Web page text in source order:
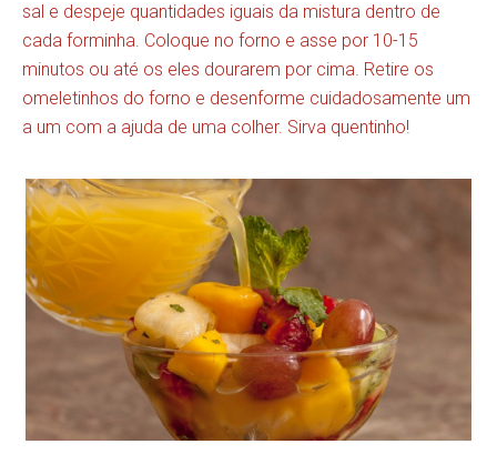
sal e despeje quantidades iguais da mistura dentro de
cada forminha. Coloque no forno e asse por 10-15
minutos ou até os eles dourarem por cima. Retire os
omeletinhos do forno e desenforme cuidadosamente um
a um com a ajuda de uma colher. Sirva quentinho!